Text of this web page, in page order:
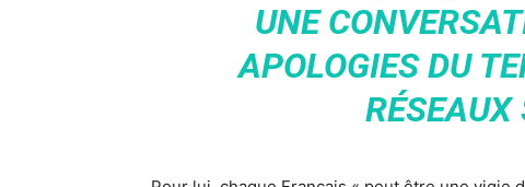
UNE
APOLOGIES DU
RÉSEAUX